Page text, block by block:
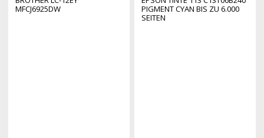
MFCJ6925DW
PIGMENT CYAN BIS ZU 6.000
SEITEN